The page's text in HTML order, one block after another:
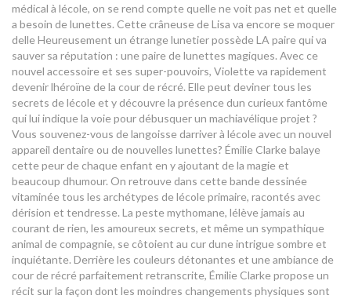
médical à lécole, on se rend compte quelle ne voit pas net et quelle
a besoin de lunettes. Cette crâneuse de Lisa va encore se moquer
delle Heureusement un étrange lunetier possède LA paire qui va
sauver sa réputation : une paire de lunettes magiques. Avec ce
nouvel accessoire et ses super-pouvoirs, Violette va rapidement
devenir lhéroïne de la cour de récré. Elle peut deviner tous les
secrets de lécole et y découvre la présence dun curieux fantôme
qui lui indique la voie pour débusquer un machiavélique projet ?
Vous souvenez-vous de langoisse darriver à lécole avec un nouvel
appareil dentaire ou de nouvelles lunettes? Émilie Clarke balaye
cette peur de chaque enfant en y ajoutant de la magie et
beaucoup dhumour. On retrouve dans cette bande dessinée
vitaminée tous les archétypes de lécole primaire, racontés avec
dérision et tendresse. La peste mythomane, lélève jamais au
courant de rien, les amoureux secrets, et même un sympathique
animal de compagnie, se côtoient au cur dune intrigue sombre et
inquiétante. Derrière les couleurs détonantes et une ambiance de
cour de récré parfaitement retranscrite, Émilie Clarke propose un
récit sur la façon dont les moindres changements physiques sont